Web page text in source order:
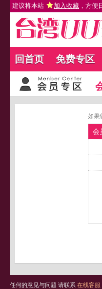
建议将本站 加入收藏 ，方便
回首页 免费专区
如果
会
任何的意见与问题 请联系 在线客服